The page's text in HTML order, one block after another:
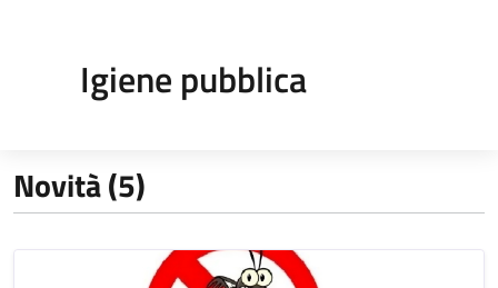
Igiene pubblica
Novità (5)